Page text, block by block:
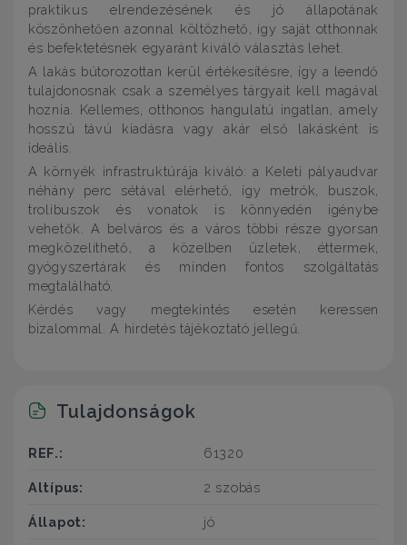
praktikus elrendezésének és jó állapotának
köszönhetően azonnal költözhető, így saját otthonnak
és befektetésnek egyaránt kiváló választás lehet.
A lakás bútorozottan kerül értékesítésre, így a leendő
tulajdonosnak csak a személyes tárgyait kell magával
hoznia. Kellemes, otthonos hangulatú ingatlan, amely
hosszú távú kiadásra vagy akár első lakásként is
ideális.
A környék infrastruktúrája kiváló: a Keleti pályaudvar
néhány perc sétával elérhető, így metrók, buszok,
trolibuszok és vonatok is könnyedén igénybe
vehetők. A belváros és a város többi része gyorsan
megközelíthető, a közelben üzletek, éttermek,
gyógyszertárak és minden fontos szolgáltatás
megtalálható.
Kérdés vagy megtekintés esetén keressen
bizalommal. A hirdetés tájékoztató jellegű.
Tulajdonságok
REF.: 61320
Altípus: 2 szobás
Állapot: jó